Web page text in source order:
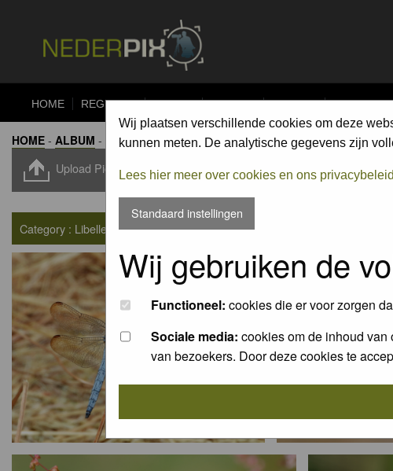
HOME REGISTER FORUM UPLOAD ALBUMS
Wij plaatsen verschillende cookies om deze
kunnen meten. De analytische gegevens zijn
Lees hier meer over cookies en ons privacybeleid
Standaard instellingen
Wij gebruiken de
Functioneel: cookies die er voor zorgen
Sociale media: cookies om de inhoud
van bezoekers. Door deze cookies te
HOME - ALBUM - LIBELLEN EN JUFFERS / DRAGONFLIES AND
Upload Pic
Category : Libellen en juffers / Dragonflies and damselflies